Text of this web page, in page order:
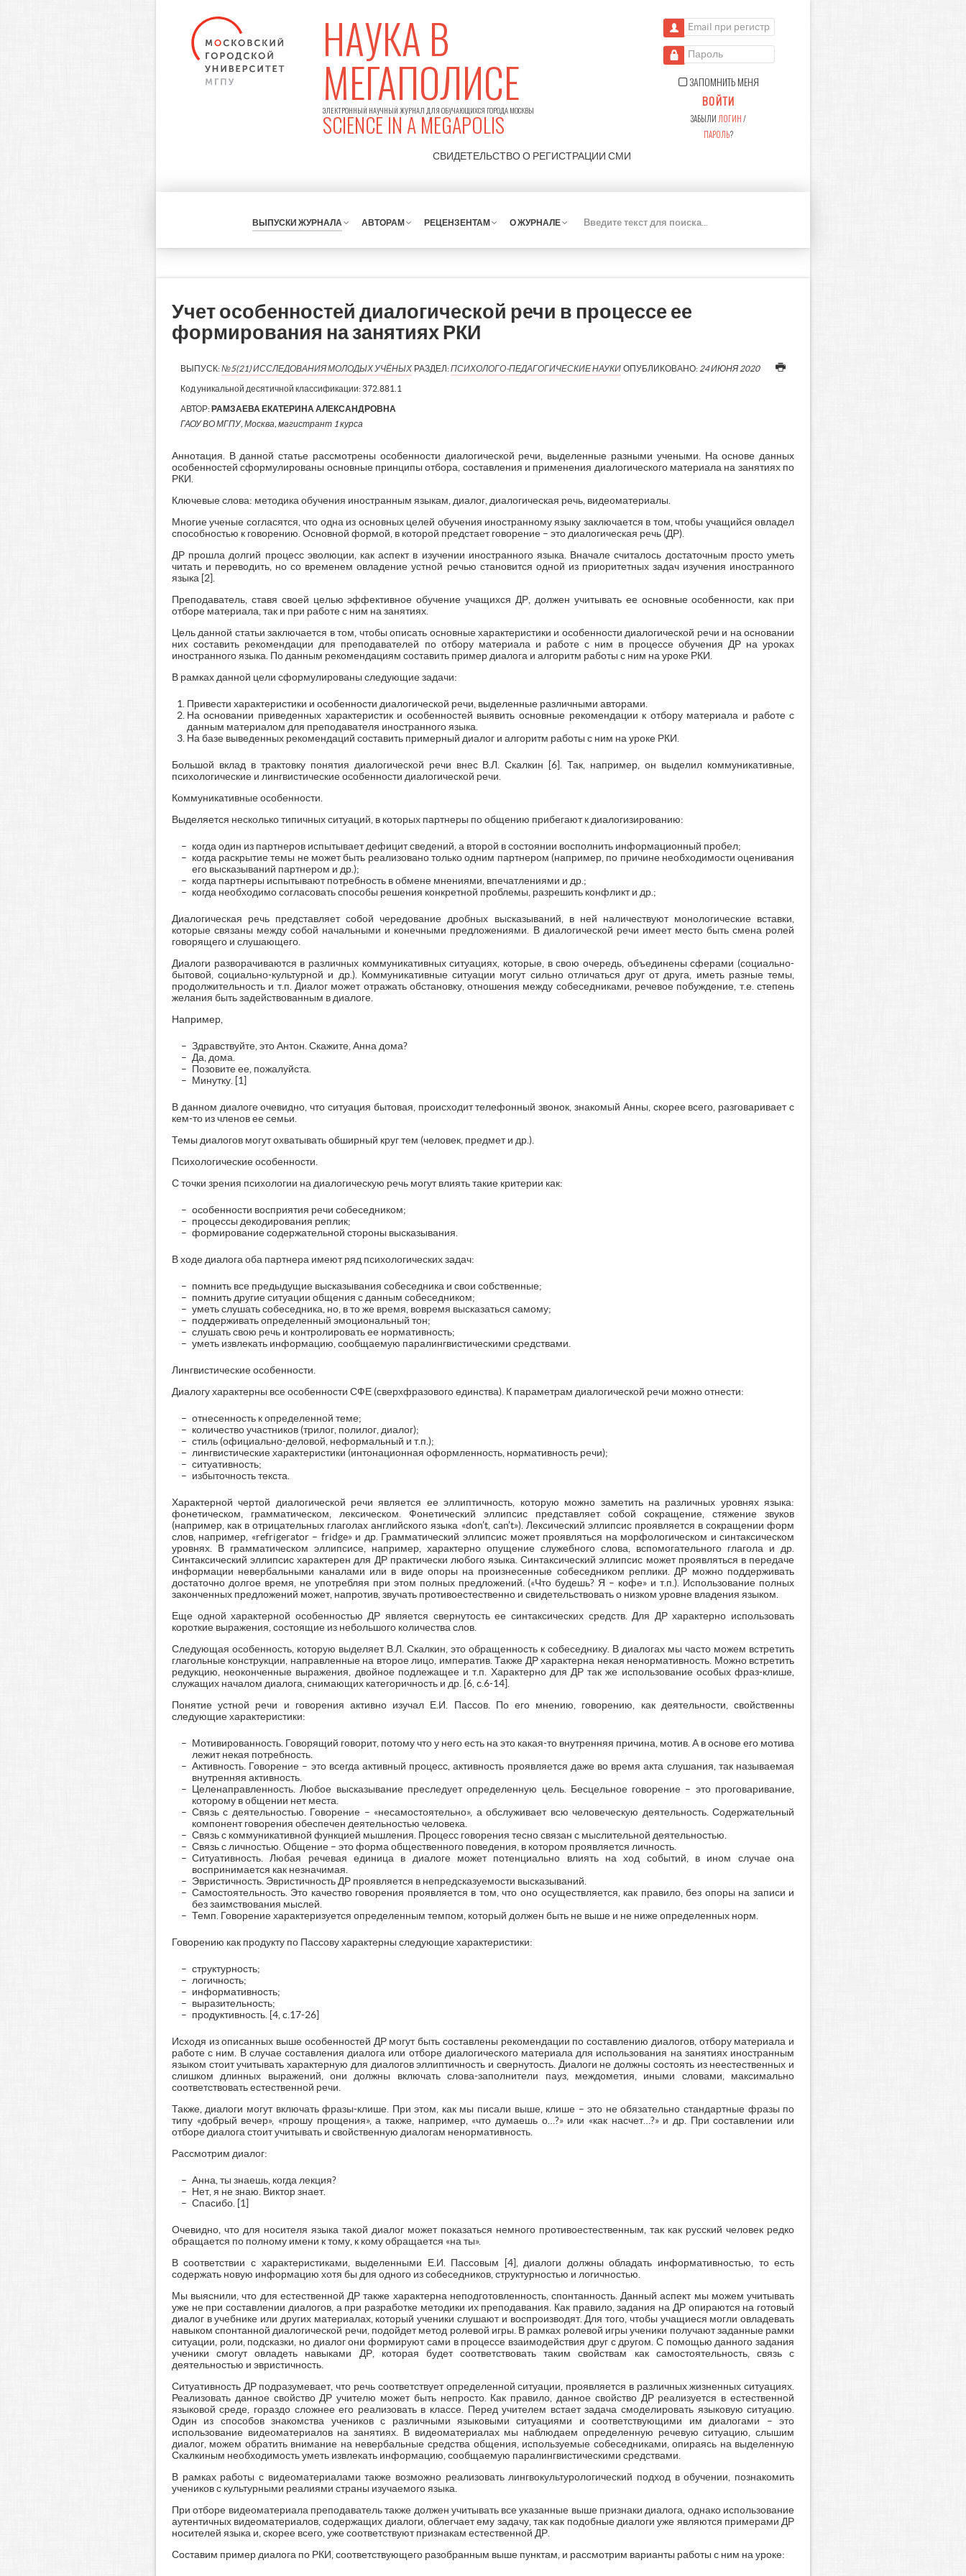
НАУКА В
МЕГАПОЛИСЕ
ЭЛЕКТРОННЫЙ НАУЧНЫЙ ЖУРНАЛ ДЛЯ ОБУЧАЮЩИХСЯ ГОРОДА МОСКВЫ
SCIENCE IN A MEGAPOLIS
СВИДЕТЕЛЬСТВО О РЕГИСТРАЦИИ СМИ
Email при регистрации
Пароль
ЗАПОМНИТЬ МЕНЯ
ВОЙТИ
ЗАБЫЛИ ЛОГИН/
ПАРОЛЬ?
ВЫПУСКИ ЖУРНАЛА АВТОРАМ РЕЦЕНЗЕНТАМ О ЖУРНАЛЕ
К
Учет особенностей диалогической речи в процессе ее
формирования на занятиях РКИ
ВЫПУСК:№5(21) ИССЛЕДОВАНИЯ МОЛОДЫХ УЧЁНЫХ РАЗДЕЛ:ПСИХОЛОГО-ПЕДАГОГИЧЕСКИЕ НАУКИ ОПУБЛИКОВАНО: 24 ИЮНЯ 2020
Код уникальной десятичной классификации: 372.881.1
АВТОР: РАМЗАЕВА ЕКАТЕРИНА АЛЕКСАНДРОВНА
ГАОУ ВО МГПУ, Москва, магистрант 1 курса
Аннотация. В данной статье рассмотрены особенности диалогической речи, выделенные разными учеными. На основе данных
особенностей сформулированы основные принципы отбора, составления и применения диалогического материала на занятиях по
РКИ.
Ключевые слова: методика обучения иностранным языкам, диалог, диалогическая речь, видеоматериалы.
Многие ученые согласятся, что одна из основных целей обучения иностранному языку заключается в том, чтобы учащийся овладел
способностью к говорению. Основной формой, в которой предстает говорение – это диалогическая речь (ДР).
ДР прошла долгий процесс эволюции, как аспект в изучении иностранного языка. Вначале считалось достаточным просто уметь
читать и переводить, но со временем овладение устной речью становится одной из приоритетных задач изучения иностранного
языка [2].
Преподаватель, ставя своей целью эффективное обучение учащихся ДР, должен учитывать ее основные особенности, как при
отборе материала, так и при работе с ним на занятиях.
Цель данной статьи заключается в том, чтобы описать основные характеристики и особенности диалогической речи и на основании
них составить рекомендации для преподавателей по отбору материала и работе с ним в процессе обучения ДР на уроках
иностранного языка. По данным рекомендациям составить пример диалога и алгоритм работы с ним на уроке РКИ.
В рамках данной цели сформулированы следующие задачи:
Привести характеристики и особенности диалогической речи, выделенные различными авторами.
На основании приведенных характеристик и особенностей выявить основные рекомендации к отбору материала и работе с
данным материалом для преподавателя иностранного языка.
На базе выведенных рекомендаций составить примерный диалог и алгоритм работы с ним на уроке РКИ.
Большой вклад в трактовку понятия диалогической речи внес В.Л. Скалкин [6]. Так, например, он выделил коммуникативные,
психологические и лингвистические особенности диалогической речи.
Коммуникативные особенности.
Выделяется несколько типичных ситуаций, в которых партнеры по общению прибегают к диалогизированию:
когда один из партнеров испытывает дефицит сведений, а второй в состоянии восполнить информационный пробел;
когда раскрытие темы не может быть реализовано только одним партнером (например, по причине необходимости оценивания
его высказываний партнером и др.);
когда партнеры испытывают потребность в обмене мнениями, впечатлениями и др.;
когда необходимо согласовать способы решения конкретной проблемы, разрешить конфликт и др.;
Диалогическая речь представляет собой чередование дробных высказываний, в ней наличествуют монологические вставки,
которые связаны между собой начальными и конечными предложениями. В диалогической речи имеет место быть смена ролей
говорящего и слушающего.
Диалоги разворачиваются в различных коммуникативных ситуациях, которые, в свою очередь, объединены сферами (социально-
бытовой, социально-культурной и др.). Коммуникативные ситуации могут сильно отличаться друг от друга, иметь разные темы,
продолжительность и т.п. Диалог может отражать обстановку, отношения между собеседниками, речевое побуждение, т.е. степень
желания быть задействованным в диалоге.
Например,
Здравствуйте, это Антон. Скажите, Анна дома?
Да, дома.
Позовите ее, пожалуйста.
Минутку. [1]
В данном диалоге очевидно, что ситуация бытовая, происходит телефонный звонок, знакомый Анны, скорее всего, разговаривает с
кем-то из членов ее семьи.
Темы диалогов могут охватывать обширный круг тем (человек, предмет и др.).
Психологические особенности.
С точки зрения психологии на диалогическую речь могут влиять такие критерии как:
особенности восприятия речи собеседником;
процессы декодирования реплик;
формирование содержательной стороны высказывания.
В ходе диалога оба партнера имеют ряд психологических задач:
помнить все предыдущие высказывания собеседника и свои собственные;
помнить другие ситуации общения с данным собеседником;
уметь слушать собеседника, но, в то же время, вовремя высказаться самому;
поддерживать определенный эмоциональный тон;
слушать свою речь и контролировать ее нормативность;
уметь извлекать информацию, сообщаемую паралингвистическими средствами.
Лингвистические особенности.
Диалогу характерны все особенности СФЕ (сверхфразового единства). К параметрам диалогической речи можно отнести:
отнесенность к определенной теме;
количество участников (трилог, полилог, диалог);
стиль (официально-деловой, неформальный и т.п.);
лингвистические характеристики (интонационная оформленность, нормативность речи);
ситуативность;
избыточность текста.
Характерной чертой диалогической речи является ее эллиптичность, которую можно заметить на различных уровнях языка:
фонетическом, грамматическом, лексическом. Фонетический эллипсис представляет собой сокращение, стяжение звуков
(например, как в отрицательных глаголах английского языка «don’t, can’t»). Лексический эллипсис проявляется в сокращении форм
слов, например, «refrigerator – fridge» и др. Грамматический эллипсис может проявляться на морфологическом и синтаксическом
уровнях. В грамматическом эллипсисе, например, характерно опущение служебного слова, вспомогательного глагола и др.
Синтаксический эллипсис характерен для ДР практически любого языка. Синтаксический эллипсис может проявляться в передаче
информации невербальными каналами или в виде опоры на произнесенные собеседником реплики. ДР можно поддерживать
достаточно долгое время, не употребляя при этом полных предложений. («Что будешь? Я – кофе» и т.п.). Использование полных
законченных предложений может, напротив, звучать противоестественно и свидетельствовать о низком уровне владения языком.
Еще одной характерной особенностью ДР является свернутость ее синтаксических средств. Для ДР характерно использовать
короткие выражения, состоящие из небольшого количества слов.
Следующая особенность, которую выделяет В.Л. Скалкин, это обращенность к собеседнику. В диалогах мы часто можем встретить
глагольные конструкции, направленные на второе лицо, императив. Также ДР характерна некая ненормативность. Можно встретить
редукцию, неоконченные выражения, двойное подлежащее и т.п. Характерно для ДР так же использование особых фраз-клише,
служащих началом диалога, снимающих категоричность и др. [6, с.6-14].
Понятие устной речи и говорения активно изучал Е.И. Пассов. По его мнению, говорению, как деятельности, свойственны
следующие характеристики:
Мотивированность. Говорящий говорит, потому что у него есть на это какая-то внутренняя причина, мотив. А в основе его мотива
лежит некая потребность.
Активность. Говорение – это всегда активный процесс, активность проявляется даже во время акта слушания, так называемая
внутренняя активность.
Целенаправленность. Любое высказывание преследует определенную цель. Бесцельное говорение – это проговаривание,
которому в общении нет места.
Связь с деятельностью. Говорение – «несамостоятельно», а обслуживает всю человеческую деятельность. Содержательный
компонент говорения обеспечен деятельностью человека.
Связь с коммуникативной функцией мышления. Процесс говорения тесно связан с мыслительной деятельностью.
Связь с личностью. Общение – это форма общественного поведения, в котором проявляется личность.
Ситуативность. Любая речевая единица в диалоге может потенциально влиять на ход событий, в ином случае она
воспринимается как незначимая.
Эвристичность. Эвристичность ДР проявляется в непредсказуемости высказываний.
Самостоятельность. Это качество говорения проявляется в том, что оно осуществляется, как правило, без опоры на записи и
без заимствования мыслей.
Темп. Говорение характеризуется определенным темпом, который должен быть не выше и не ниже определенных норм.
Говорению как продукту по Пассову характерны следующие характеристики:
структурность;
логичность;
информативность;
выразительность;
продуктивность. [4, c.17-26]
Исходя из описанных выше особенностей ДР могут быть составлены рекомендации по составлению диалогов, отбору материала и
работе с ним. В случае составления диалога или отборе диалогического материала для использования на занятиях иностранным
языком стоит учитывать характерную для диалогов эллиптичность и свернутость. Диалоги не должны состоять из неестественных и
слишком длинных выражений, они должны включать слова-заполнители пауз, междометия, иными словами, максимально
соответствовать естественной речи.
Также, диалоги могут включать фразы-клише. При этом, как мы писали выше, клише – это не обязательно стандартные фразы по
типу «добрый вечер», «прошу прощения», а также, например, «что думаешь о…?» или «как насчет…?» и др. При составлении или
отборе диалога стоит учитывать и свойственную диалогам ненормативность.
Рассмотрим диалог:
Анна, ты знаешь, когда лекция?
Нет, я не знаю. Виктор знает.
Спасибо. [1]
Очевидно, что для носителя языка такой диалог может показаться немного противоестественным, так как русский человек редко
обращается по полному имени к тому, к кому обращается «на ты».
В соответствии с характеристиками, выделенными Е.И. Пассовым [4], диалоги должны обладать информативностью, то есть
содержать новую информацию хотя бы для одного из собеседников, структурностью и логичностью.
Мы выяснили, что для естественной ДР также характерна неподготовленность, спонтанность. Данный аспект мы можем учитывать
уже не при составлении диалогов, а при разработке методики их преподавания. Как правило, задания на ДР опираются на готовый
диалог в учебнике или других материалах, который ученики слушают и воспроизводят. Для того, чтобы учащиеся могли овладевать
навыком спонтанной диалогической речи, подойдет метод ролевой игры. В рамках ролевой игры ученики получают заданные рамки
ситуации, роли, подсказки, но диалог они формируют сами в процессе взаимодействия друг с другом. С помощью данного задания
ученики смогут овладеть навыками ДР, которая будет соответствовать таким свойствам как самостоятельность, связь с
деятельностью и эвристичность.
Ситуативность ДР подразумевает, что речь соответствует определенной ситуации, проявляется в различных жизненных ситуациях.
Реализовать данное свойство ДР учителю может быть непросто. Как правило, данное свойство ДР реализуется в естественной
языковой среде, гораздо сложнее его реализовать в классе. Перед учителем встает задача смоделировать языковую ситуацию.
Один из способов знакомства учеников с различными языковыми ситуациями и соответствующими им диалогами – это
использование видеоматериалов на занятиях. В видеоматериалах мы наблюдаем определенную речевую ситуацию, слышим
диалог, можем обратить внимание на невербальные средства общения, используемые собеседниками, опираясь на выделенную
Скалкиным необходимость уметь извлекать информацию, сообщаемую паралингвистическими средствами.
В рамках работы с видеоматериалами также возможно реализовать лингвокультурологический подход в обучении, познакомить
учеников с культурными реалиями страны изучаемого языка.
При отборе видеоматериала преподаватель также должен учитывать все указанные выше признаки диалога, однако использование
аутентичных видеоматериалов, содержащих диалоги, облегчает ему задачу, так как подобные диалоги уже являются примерами ДР
носителей языка и, скорее всего, уже соответствуют признакам естественной ДР.
Составим пример диалога по РКИ, соответствующего разобранным выше пунктам, и рассмотрим варианты работы с ним на уроке: